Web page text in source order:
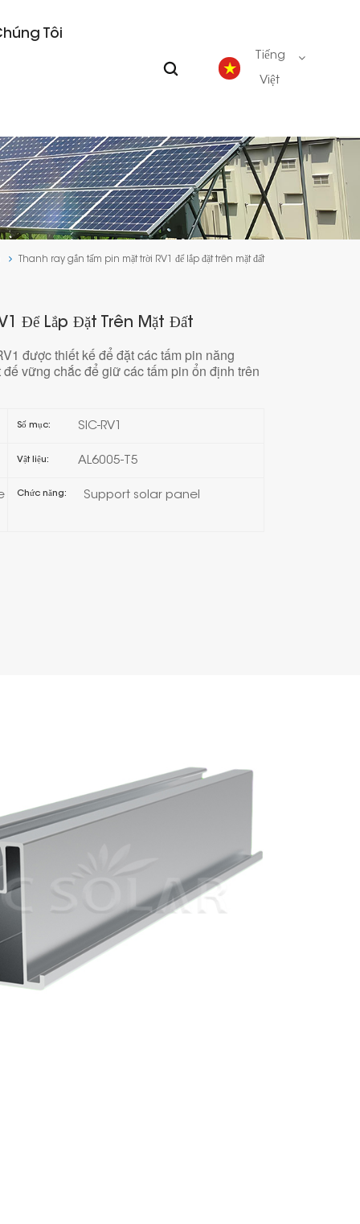
Tôi
Tiếng
Việt
English
Deutsch
español
Thanh ray gắn tấm pin mặt trời RV1 để lắp đặt trên mặt đất
Để Lắp Đặt Trên Mặt Đất
được thiết kế để đặt các tấm pin năng
vững chắc để giữ các tấm pin ổn định trên
Số mục: SIC-RV1
Vật liệu: AL6005-T5
Chức năng: Support solar panel